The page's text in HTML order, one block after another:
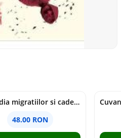
Tragedia migratiilor si caderea imperiilor. Sfantul Augustin si noi - Chantal Delsol
48.00 RON